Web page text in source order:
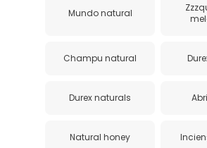
Mundo natural
Champu natural
Durex naturals
Natural honey